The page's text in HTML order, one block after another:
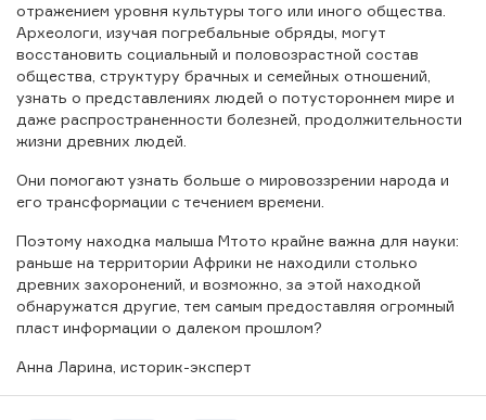
отражением уровня культуры того или иного общества.
Археологи, изучая погребальные обряды, могут
восстановить социальный и половозрастной состав
общества, структуру брачных и семейных отношений,
узнать о представлениях людей о потустороннем мире и
даже распространенности болезней, продолжительности
жизни древних людей.
Они помогают узнать больше о мировоззрении народа и
его трансформации с течением времени.
Поэтому находка малыша Мтото крайне важна для науки:
раньше на территории Африки не находили столько
древних захоронений, и возможно, за этой находкой
обнаружатся другие, тем самым предоставляя огромный
пласт информации о далеком прошлом?
Анна Ларина, историк-эксперт